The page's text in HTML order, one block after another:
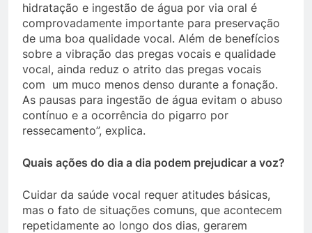
hidratação e ingestão de água por via oral é
comprovadamente importante para preservação
de uma boa qualidade vocal. Além de benefícios
sobre a vibração das pregas vocais e qualidade
vocal, ainda reduz o atrito das pregas vocais
com um muco menos denso durante a fonação.
As pausas para ingestão de água evitam o abuso
contínuo e a ocorrência do pigarro por
ressecamento”, explica.
Quais ações do dia a dia podem prejudicar a voz?
Cuidar da saúde vocal requer atitudes básicas,
mas o fato de situações comuns, que acontecem
repetidamente ao longo dos dias, gerarem